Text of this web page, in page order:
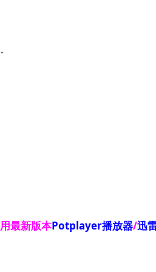
最新版本Potplayer播放器/迅